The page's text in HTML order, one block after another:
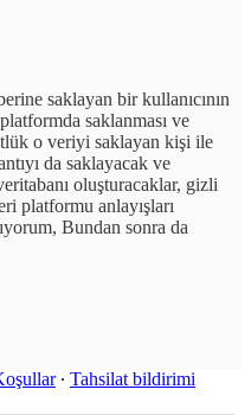
saklayan bir kullanıcının
saklanması ve
o veriyi saklayan kişi ile
da saklayacak ve
oluşturacaklar, gizli
platformu anlayışları
Bundan sonra da
∙ Tahsilat bildirimi